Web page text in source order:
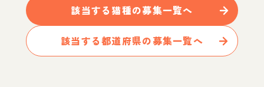
該当する 猫種の募集一覧へ
該当する都道府県の募集一覧へ